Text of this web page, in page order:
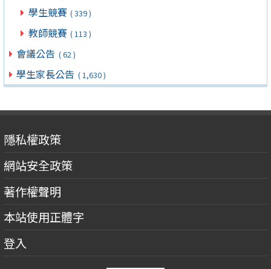
學生競賽 ( 339 )
教師競賽 ( 113 )
會議公告 ( 62 )
學生家長公告 ( 1,630 )
隱私權政策
網站安全政策
著作權聲明
本站使用正體字
登入